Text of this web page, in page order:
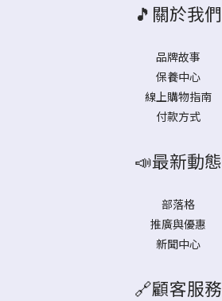
🎵關於我們
品牌故事
保養中心
線上購物指南
付款方式
📣最新動態
部落格
推廣與優惠
新聞中心
🔗顧客服務